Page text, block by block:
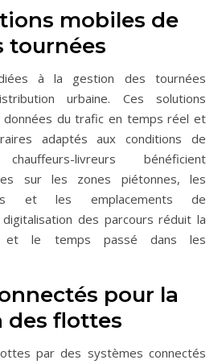
mobiles de
tournées
à la gestion des tournées
urbaine. Ces solutions
données du trafic en temps réel et
adaptés aux conditions de
livreurs bénéficient
sur les zones piétonnes, les
et les emplacements de
des parcours réduit la
et le temps passé dans les
pour la
des flottes
par des systèmes connectés